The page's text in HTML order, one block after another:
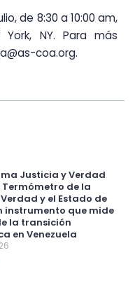
de 8:30 a 10:00 am,
NY. Para más
coa.org.
Justicia y Verdad
Termómetro de la
y el Estado de
instrumento que mide
la transición
en Venezuela